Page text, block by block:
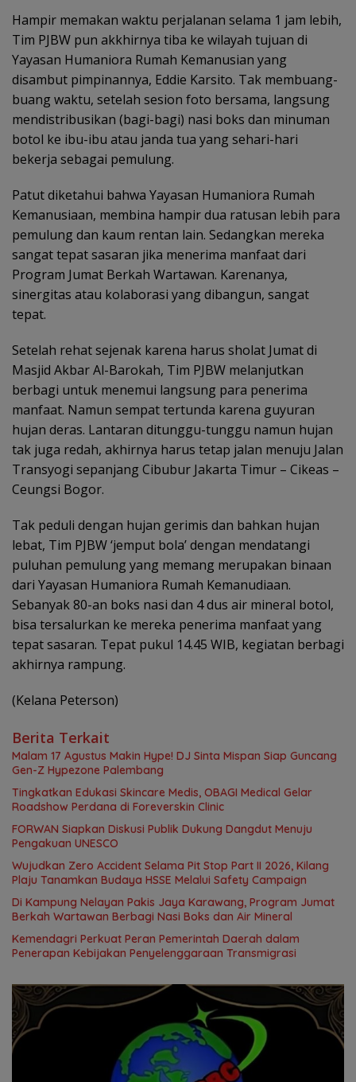
Hampir memakan waktu perjalanan selama 1 jam lebih,
Tim PJBW pun akkhirnya tiba ke wilayah tujuan di
Yayasan Humaniora Rumah Kemanusian yang
disambut pimpinannya, Eddie Karsito. Tak membuang-
buang waktu, setelah sesion foto bersama, langsung
mendistribusikan (bagi-bagi) nasi boks dan minuman
botol ke ibu-ibu atau janda tua yang sehari-hari
bekerja sebagai pemulung.
Patut diketahui bahwa Yayasan Humaniora Rumah
Kemanusiaan, membina hampir dua ratusan lebih para
pemulung dan kaum rentan lain. Sedangkan mereka
sangat tepat sasaran jika menerima manfaat dari
Program Jumat Berkah Wartawan. Karenanya,
sinergitas atau kolaborasi yang dibangun, sangat
tepat.
Setelah rehat sejenak karena harus sholat Jumat di
Masjid Akbar Al-Barokah, Tim PJBW melanjutkan
berbagi untuk menemui langsung para penerima
manfaat. Namun sempat tertunda karena guyuran
hujan deras. Lantaran ditunggu-tunggu namun hujan
tak juga redah, akhirnya harus tetap jalan menuju Jalan
Transyogi sepanjang Cibubur Jakarta Timur – Cikeas –
Ceungsi Bogor.
Tak peduli dengan hujan gerimis dan bahkan hujan
lebat, Tim PJBW ‘jemput bola’ dengan mendatangi
puluhan pemulung yang memang merupakan binaan
dari Yayasan Humaniora Rumah Kemanudiaan.
Sebanyak 80-an boks nasi dan 4 dus air mineral botol,
bisa tersalurkan ke mereka penerima manfaat yang
tepat sasaran. Tepat pukul 14.45 WIB, kegiatan berbagi
akhirnya rampung.
(Kelana Peterson)
Berita Terkait
Malam 17 Agustus Makin Hype! DJ Sinta Mispan Siap Guncang
Gen-Z Hypezone Palembang
Tingkatkan Edukasi Skincare Medis, OBAGI Medical Gelar
Roadshow Perdana di Foreverskin Clinic
FORWAN Siapkan Diskusi Publik Dukung Dangdut Menuju
Pengakuan UNESCO
Wujudkan Zero Accident Selama Pit Stop Part II 2026, Kilang
Plaju Tanamkan Budaya HSSE Melalui Safety Campaign
Di Kampung Nelayan Pakis Jaya Karawang, Program Jumat
Berkah Wartawan Berbagi Nasi Boks dan Air Mineral
Kemendagri Perkuat Peran Pemerintah Daerah dalam
Penerapan Kebijakan Penyelenggaraan Transmigrasi